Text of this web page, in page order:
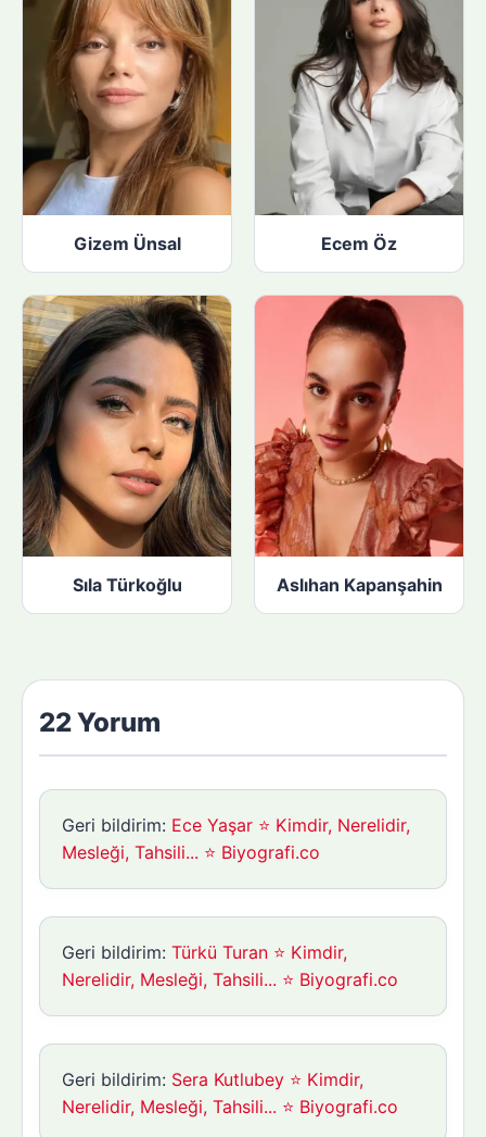
Gizem Ünsal Ecem Öz
Sıla Türkoğlu Aslıhan Kapanşahin
22 Yorum
Geri bildirim: Ece Yaşar ⭐ Kimdir, Nerelidir,
Mesleği, Tahsili... ⭐ Biyografi.co
Geri bildirim: Türkü Turan ⭐ Kimdir,
Nerelidir, Mesleği, Tahsili... ⭐ Biyografi.co
Geri bildirim: Sera Kutlubey ⭐ Kimdir,
Nerelidir, Mesleği, Tahsili... ⭐ Biyografi.co